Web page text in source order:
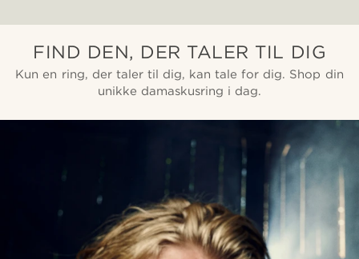
FIND DEN, DER TALER TIL DIG
Kun en ring, der taler til dig, kan tale for dig. Shop din
unikke damaskusring i dag.